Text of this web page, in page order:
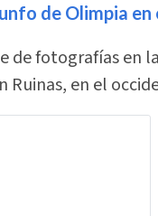
de Olimpia en
de fotografías en
en el